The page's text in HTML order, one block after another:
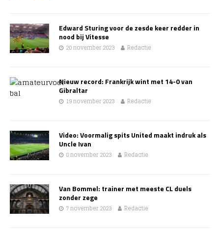
Edward Sturing voor de zesde keer redder in
nood bij Vitesse
20 november 2023 Redactie
Nieuw record: Frankrijk wint met 14-0 van
Gibraltar
19 november 2023 Redactie
Video: Voormalig spits United maakt indruk als
Uncle Ivan
8 november 2023 Redactie
Van Bommel: trainer met meeste CL duels
zonder zege
7 november 2023 Redactie